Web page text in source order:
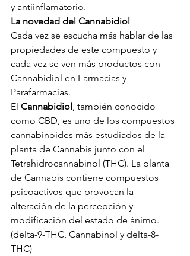
y antiinflamatorio.
La novedad del Cannabidiol
Cada vez se escucha más hablar de las
propiedades de este compuesto y
cada vez se ven más productos con
Cannabidiol en Farmacias y
Parafarmacias.
El Cannabidiol , también conocido
como CBD, es uno de los compuestos
cannabinoides más estudiados de la
planta de Cannabis junto con el
Tetrahidrocannabinol (THC). La planta
de Cannabis contiene compuestos
psicoactivos que provocan la
alteración de la percepción y
modificación del estado de ánimo.
(delta-9-THC, Cannabinol y delta-8-
THC)